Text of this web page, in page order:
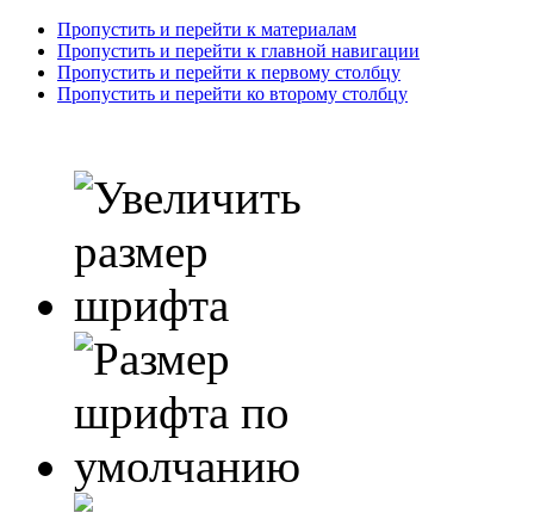
Пропустить и перейти к материалам
Пропустить и перейти к главной навигации
Пропустить и перейти к первому столбцу
Пропустить и перейти ко второму столбцу